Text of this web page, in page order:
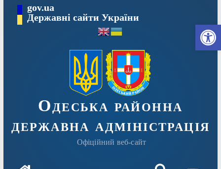
Перейтиgov.ua
Державні сайти України
Одеська районна
державна адміністрація
Офіційний веб-сайт